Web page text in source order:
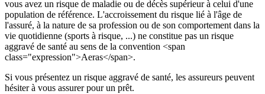
vous avez un risque de maladie ou de décès supérieur à celui d'une
population de référence. L'accroissement du risque lié à l'âge de
l'assuré, à la nature de sa profession ou de son comportement dans la
vie quotidienne (sports à risque, ...) ne constitue pas un risque
aggravé de santé au sens de la convention <span
class="expression">Aeras</span>.
Si vous présentez un risque aggravé de santé, les assureurs peuvent
hésiter à vous assurer pour un prêt.